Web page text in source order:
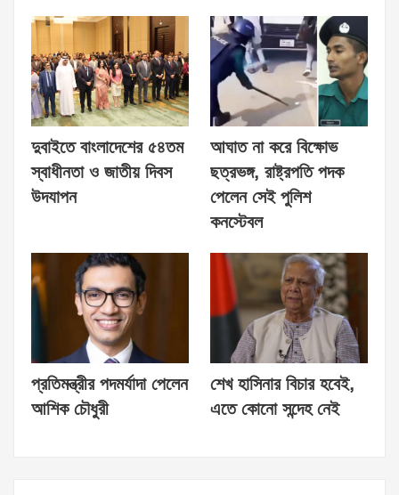
দুবাইতে বাংলাদেশের ৫৪তম
স্বাধীনতা ও জাতীয় দিবস
উদযাপন
আঘাত না করে বিক্ষোভ
ছত্রভঙ্গ, রাষ্ট্রপতি পদক
পেলেন সেই পুলিশ
কনস্টেবল
প্রতিমন্ত্রীর পদমর্যাদা পেলেন
আশিক চৌধুরী
শেখ হাসিনার বিচার হবেই,
এতে কোনো সন্দেহ নেই